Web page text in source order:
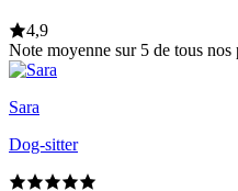
4,9
Note moyenne sur 5 de tous nos
Sara
Dog-sitter